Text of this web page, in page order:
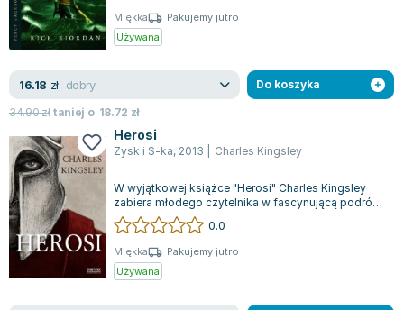
Maddie Ziegler
Leszek Czarnecki
Maria Seweryn
Janina Zającówna
Eric Helms
Anna Prus (oprac.)
Nela Mała Reporterka
Agnieszka Maciąg
Barbara Wrzesińska
Terry Pratchett
Virginia Woolf
Miękka
Pakujemy jutro
Używana
16.18 zł dobry
34.90złtaniej o 18.72 zł
Do koszyka
Herosi
Zysk i S-ka, 2013 Charles Kingsley
W wyjątkowej książce "Herosi" Charles Kingsley
zabiera młodego czytelnika w fascynującą podróż
do świata greckich mitów, pełnego b...
0.0
Miękka
Pakujemy jutro
Używana